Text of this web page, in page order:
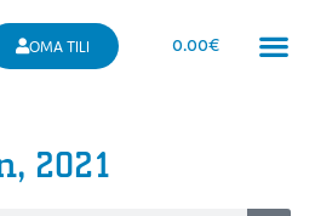
OMA TILI 0.00€
2021